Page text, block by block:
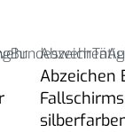
Bundeswehr
Abzeichen
Abzeichen